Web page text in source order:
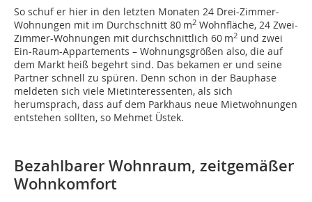
So schuf er hier in den letzten Monaten 24 Drei-Zimmer-
Wohnungen mit im Durchschnitt 80 m2 Wohnfläche, 24 Zwei-
Zimmer-Wohnungen mit durchschnittlich 60 m2 und zwei
Ein-Raum-Appartements – Wohnungsgrößen also, die auf
dem Markt heiß begehrt sind. Das bekamen er und seine
Partner schnell zu spüren. Denn schon in der Bauphase
meldeten sich viele Mietinteressenten, als sich
herumsprach, dass auf dem Parkhaus neue Mietwohnungen
entstehen sollten, so Mehmet Üstek.
Bezahlbarer Wohnraum, zeitgemäßer
Wohnkomfort